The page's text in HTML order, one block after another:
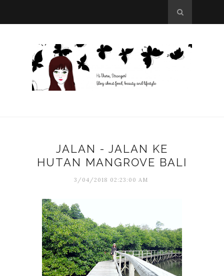
JALAN - JALAN KE
HUTAN MANGROVE BALI
3/04/2018 02:23:00 AM